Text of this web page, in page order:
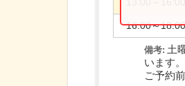
16:00～18:00
備考: 土
います。
ご予約